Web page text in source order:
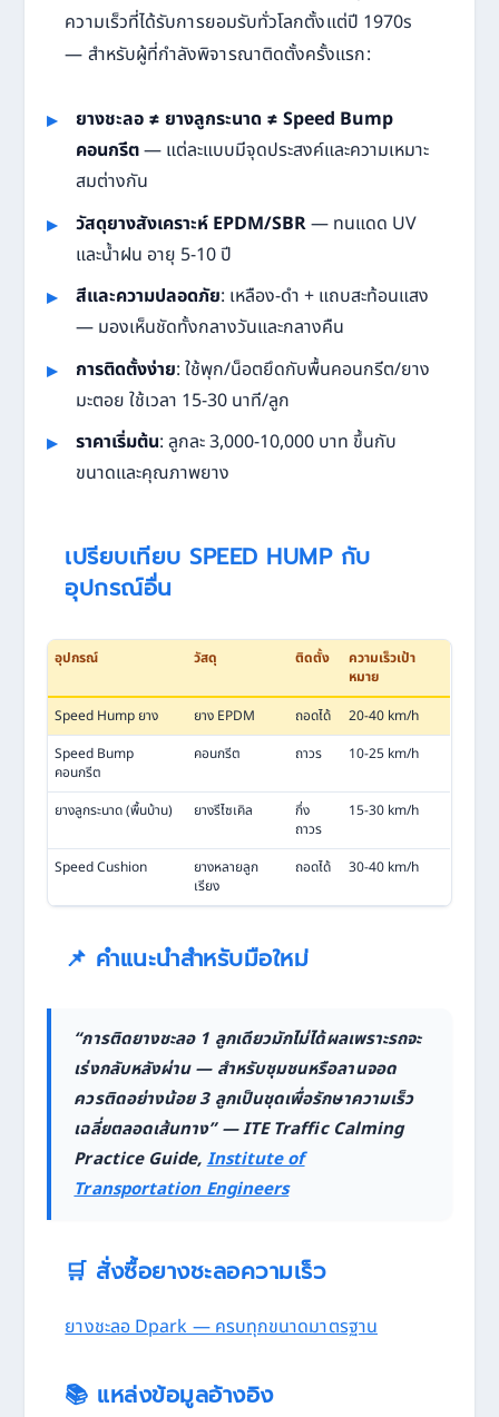
ความเร็วที่ได้รับการยอมรับทั่วโลกตั้งแต่ปี 1970s
— สำหรับผู้ที่กำลังพิจารณาติดตั้งครั้งแรก:
ยางชะลอ ≠ ยางลูกระนาด ≠ Speed Bump
คอนกรีต— แต่ละแบบมีจุดประสงค์และความเหมาะ
สมต่างกัน
วัสดุยางสังเคราะห์ EPDM/SBR— ทนแดด UV
และน้ำฝน อายุ 5-10 ปี
สีและความปลอดภัย: เหลือง-ดำ + แถบสะท้อนแสง
— มองเห็นชัดทั้งกลางวันและกลางคืน
การติดตั้งง่าย: ใช้พุก/น็อตยึดกับพื้นคอนกรีต/ยาง
มะตอย ใช้เวลา 15-30 นาที/ลูก
ราคาเริ่มต้น: ลูกละ 3,000-10,000 บาท ขึ้นกับ
ขนาดและคุณภาพยาง
เปรียบเทียบ SPEED HUMP กับ
อุปกรณ์อื่น
อุปกรณ์ วัสดุ ติดตั้ง
ความเร็วเป้า
หมาย
Speed Hump ยาง
ยาง EPDM ถอดได้
20-40 km/h
Speed Bump
คอนกรีต
คอนกรีต ถาวร 10-25 km/h
ยางลูกระนาด (พื้นบ้าน) ยางรีไซเคิล
กึ่ง
ถาวร
15-30 km/h
Speed Cushion
ยางหลายลูก
เรียง
ถอดได้ 30-40 km/h
📌 คำแนะนำสำหรับมือใหม่
“การติดยางชะลอ 1 ลูกเดียวมักไม่ได้ผลเพราะรถจะ
เร่งกลับหลังผ่าน — สำหรับชุมชนหรือลานจอด
ควรติดอย่างน้อย 3 ลูกเป็นชุดเพื่อรักษาความเร็ว
เฉลี่ยตลอดเส้นทาง” — ITE Traffic Calming
Practice Guide,Institute of
Transportation Engineers
🛒 สั่งซื้อยางชะลอความเร็ว
ยางชะลอ Dpark — ครบทุกขนาดมาตรฐาน
📚 แหล่งข้อมูลอ้างอิง